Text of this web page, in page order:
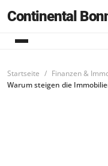
Continental
Startseite
Finanzen &
Warum steigen die